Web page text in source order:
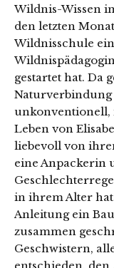
Wildnis-Wissen
den letzten
Wildnisschule
gestartet hat. Da
unkonventionell,
Leben von
liebevoll von
eine Anpackerin
in ihrem Alter
Anleitung ein
zusammen
Geschwistern,